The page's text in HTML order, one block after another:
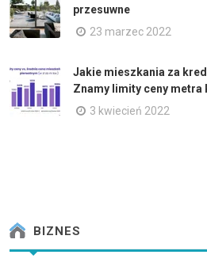
przesuwne
23 marzec 2022
Jakie mieszkania za
Znamy limity ceny metra
3 kwiecień 2022
BIZNES